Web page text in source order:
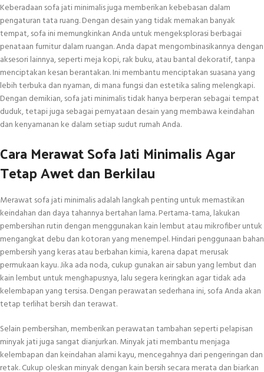
Keberadaan sofa jati minimalis juga memberikan kebebasan dalam
pengaturan tata ruang. Dengan desain yang tidak memakan banyak
tempat, sofa ini memungkinkan Anda untuk mengeksplorasi berbagai
penataan furnitur dalam ruangan. Anda dapat mengombinasikannya dengan
aksesori lainnya, seperti meja kopi, rak buku, atau bantal dekoratif, tanpa
menciptakan kesan berantakan. Ini membantu menciptakan suasana yang
lebih terbuka dan nyaman, di mana fungsi dan estetika saling melengkapi.
Dengan demikian, sofa jati minimalis tidak hanya berperan sebagai tempat
duduk, tetapi juga sebagai pernyataan desain yang membawa keindahan
dan kenyamanan ke dalam setiap sudut rumah Anda.
Cara Merawat Sofa Jati Minimalis Agar
Tetap Awet dan Berkilau
Merawat sofa jati minimalis adalah langkah penting untuk memastikan
keindahan dan daya tahannya bertahan lama. Pertama-tama, lakukan
pembersihan rutin dengan menggunakan kain lembut atau mikrofiber untuk
mengangkat debu dan kotoran yang menempel. Hindari penggunaan bahan
pembersih yang keras atau berbahan kimia, karena dapat merusak
permukaan kayu. Jika ada noda, cukup gunakan air sabun yang lembut dan
kain lembut untuk menghapusnya, lalu segera keringkan agar tidak ada
kelembapan yang tersisa. Dengan perawatan sederhana ini, sofa Anda akan
tetap terlihat bersih dan terawat.
Selain pembersihan, memberikan perawatan tambahan seperti pelapisan
minyak jati juga sangat dianjurkan. Minyak jati membantu menjaga
kelembapan dan keindahan alami kayu, mencegahnya dari pengeringan dan
retak. Cukup oleskan minyak dengan kain bersih secara merata dan biarkan